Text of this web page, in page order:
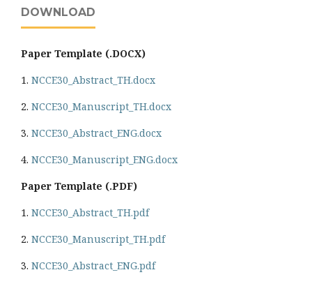
DOWNLOAD
Paper Template (.DOCX)
1. NCCE30_Abstract_TH.docx
2. NCCE30_Manuscript_TH.docx
3. NCCE30_Abstract_ENG.docx
4. NCCE30_Manuscript_ENG.docx
Paper Template (.PDF)
1. NCCE30_Abstract_TH.pdf
2. NCCE30_Manuscript_TH.pdf
3. NCCE30_Abstract_ENG.pdf